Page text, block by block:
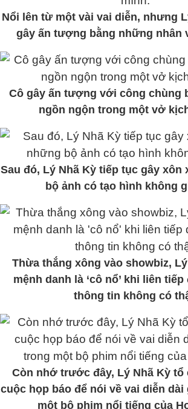
Nổi lên từ một vài vai diễn, nhưng
gây ấn tượng bằng những nhân
Cô gây ấn tượng với công chùng
ngồn ngộn trong một vở
Sau đó, Lý Nhã Kỳ tiếp tục gây xôn
bộ ảnh có tạo hình không
Thừa thắng xông vào showbiz,
mệnh danh là ‘cô nổ’ khi liên
thông tin không có
Còn nhớ trước đây, Lý Nhã Kỳ tổ
cuộc họp báo để nói về vai diễn dài
một bộ phim nổi tiếng của